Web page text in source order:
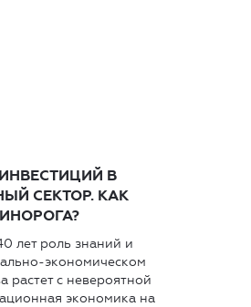
В
СЕКТОР. КАК
лет роль знаний и
экономическом
растет с невероятной
экономика на